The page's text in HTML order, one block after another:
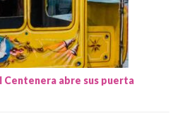
abre sus puerta